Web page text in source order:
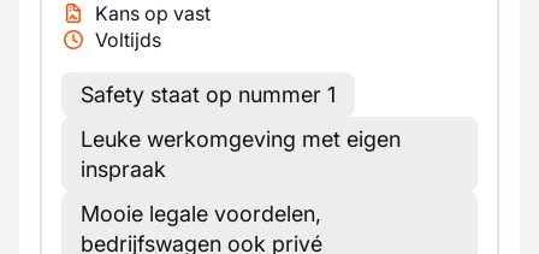
Kans op vast
Voltijds
Safety staat op nummer 1
Leuke werkomgeving met eigen
inspraak
Mooie legale voordelen,
bedrijfswagen ook privé